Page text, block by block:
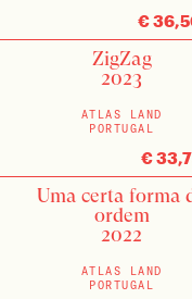
(2)
€50 - €75 (1)
FILTERS
€
ZigZag
2023
ATLAS LAND
PORTUGAL
€
Uma certa forma
ordem
2022
ATLAS LAND
PORTUGAL